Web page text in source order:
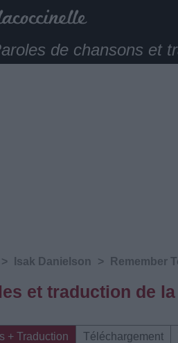
de chansons et
> Isak Danielson > Remember
et traduction de
+ Traduction Téléchargement